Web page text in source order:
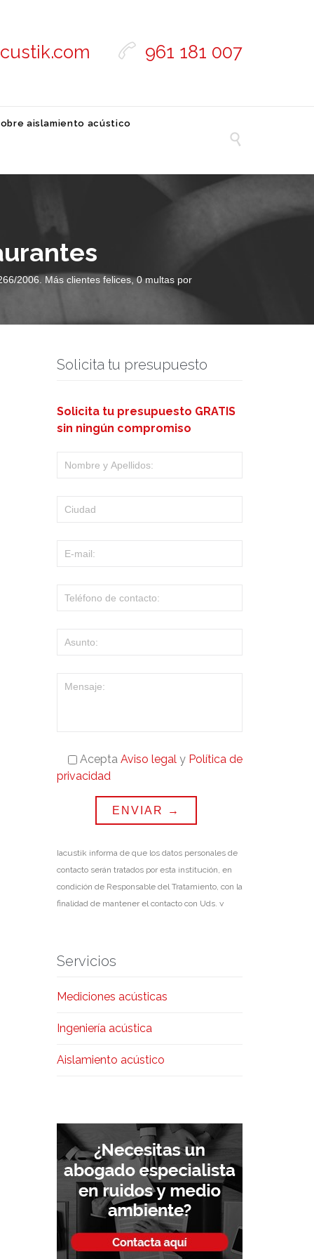
 961 181 007
aislamiento acústico

2006. Más clientes felices, 0 multas por
Solicita tu presupuesto
Solicita tu presupuesto GRATIS
sin ningún compromiso
Acepta Aviso legal y Política de
privacidad
Iacustik informa de que los datos personales de
contacto serán tratados por esta institución, en
condición de Responsable del Tratamiento, con la
finalidad de mantener el contacto con Uds. y
tratamiento de los datos de contacto personales,
datos personales serán conservados mientras no
al tratamiento de sus datos. Los datos de
considerar vulnerado su derecho a la protección
de datos personales, podrá interponer una
reclamación ante la Agencia Española de
Protección de Datos ( www.aepd.es).
Servicios
Mediciones acústicas
Ingeniería acústica
Aislamiento acústico